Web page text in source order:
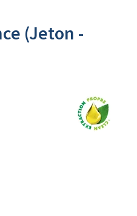
(Jeton -